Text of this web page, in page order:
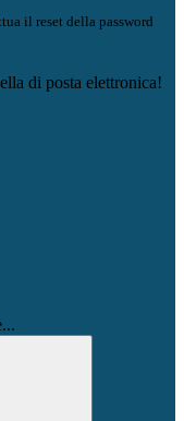
il reset della password
di posta elettronica!